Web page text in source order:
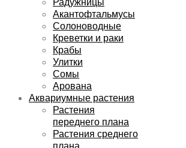
Акантофтальмусы
Солоноводные
Креветки и раки
Крабы
Улитки
Сомы
Арована
Аквариумные растения
Растения
переднего плана
Растения среднего
плана